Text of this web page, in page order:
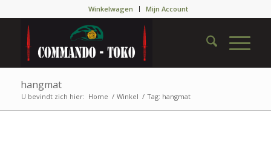
Winkelwagen Mijn Account
hangmat
U bevindt zich hier: Home / Winkel / Tag: hangmat